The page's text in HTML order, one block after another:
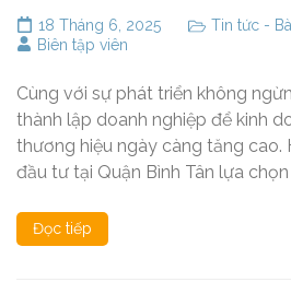
18 Tháng 6, 2025
Tin tức -
Biên tập viên
Cùng với sự phát triển không
thành lập doanh nghiệp để kinh
thương hiệu ngày càng tăng cao.
đầu tư tại Quận Bình Tân lựa chọn
Đọc tiếp